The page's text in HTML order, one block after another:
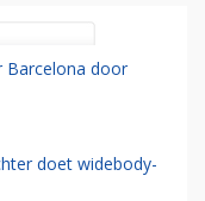
Barcelona door
doet widebody-